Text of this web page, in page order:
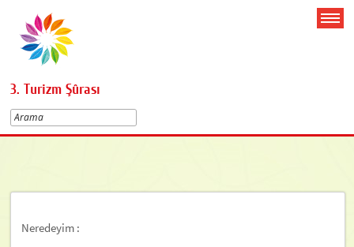
3. Turizm Şûrası
Neredeyim :